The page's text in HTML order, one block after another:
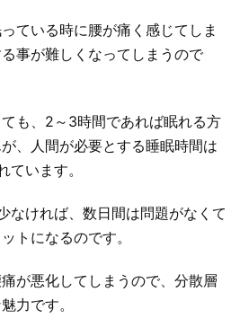
ている時に腰が痛く感じてしま
事が難しくなってしまうので
も、2～3時間であれば眠れる方
、人間が必要とする睡眠時間は
います。
なければ、数日間は問題がなくて
トになるのです。
が悪化してしまうので、分散層
力です。